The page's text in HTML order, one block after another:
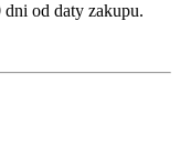
od daty zakupu.